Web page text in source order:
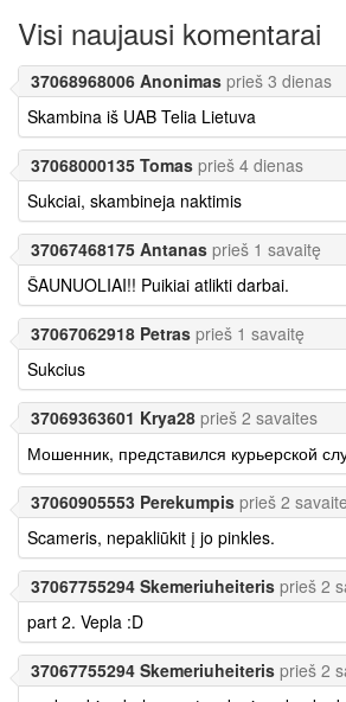
Visi naujausi komentarai
37068968006 Anonimas prieš 3 dienas
Skambina iš UAB Telia Lietuva
37068000135 Tomas prieš 4 dienas
Sukciai, skambineja naktimis
37067468175 Antanas prieš 1 savaitę
ŠAUNUOLIAI!! Puikiai atlikti darbai.
37067062918 Petras prieš 1 savaitę
Sukcius
37069363601 Krya28 prieš 2 savaites
Мошенник, представился курьерской
37060905553 Perekumpis prieš 2
Scameris, nepakliūkit į jo pinkles.
37067755294 Skemeriuheiteris prieš 2
part 2. Vepla :D
37067755294 Skemeriuheiteris prieš 2